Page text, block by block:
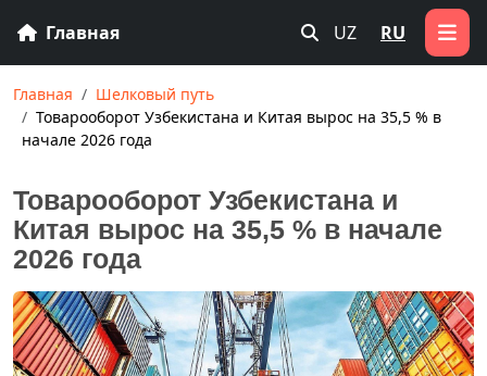
Главная UZ RU
Главная
Шелковый путь
Товарооборот Узбекистана и Китая вырос на 35,5 % в
начале 2026 года
Товарооборот Узбекистана и
Китая вырос на 35,5 % в начале
2026 года